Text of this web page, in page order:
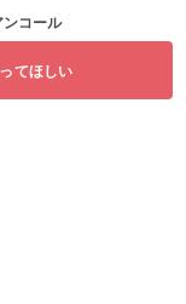
コール
てほしい